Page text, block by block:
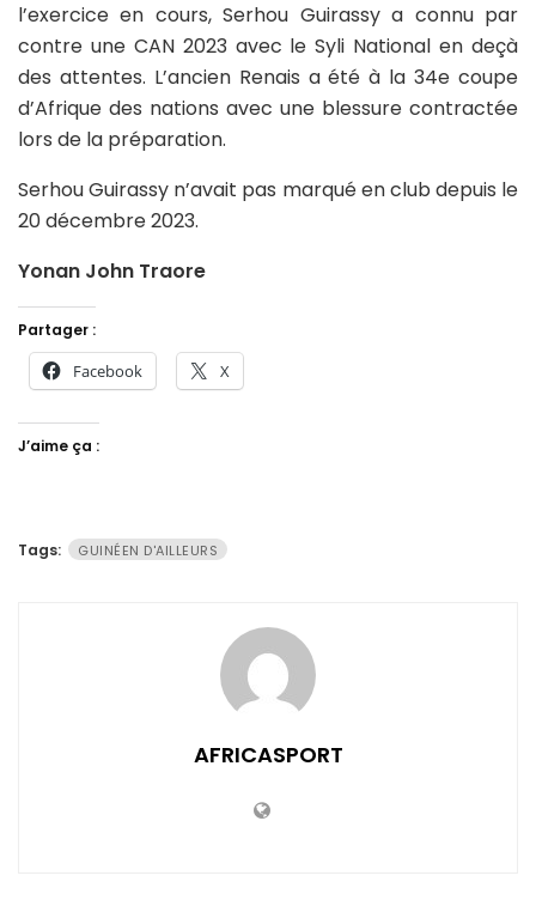
l’exercice en cours, Serhou Guirassy a connu par
contre une CAN 2023 avec le Syli National en deçà
des attentes. L’ancien Renais a été à la 34e coupe
d’Afrique des nations avec une blessure contractée
lors de la préparation.
Serhou Guirassy n’avait pas marqué en club depuis le
20 décembre 2023.
Yonan John Traore
Partager :
Facebook X
J’aime ça :
Tags: GUINÉEN D'AILLEURS
AFRICASPORT